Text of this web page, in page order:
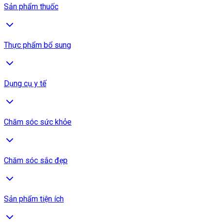
Sản phẩm thuốc
Thực phẩm bổ sung
Dụng cụ y tế
Chăm sóc sức khỏe
Chăm sóc sắc đẹp
Sản phẩm tiện ích